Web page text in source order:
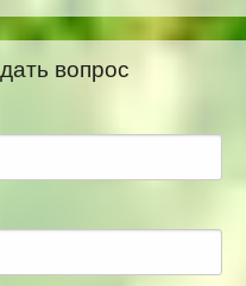
вопрос